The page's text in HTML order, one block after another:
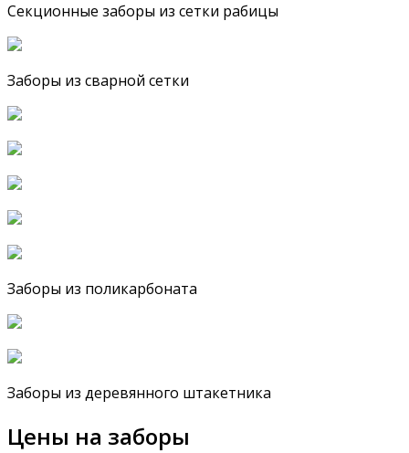
Секционные заборы из сетки рабицы
Заборы из сварной сетки
Заборы из поликарбоната
Заборы из деревянного штакетника
Цены на заборы